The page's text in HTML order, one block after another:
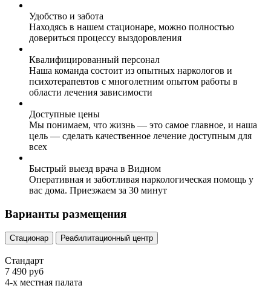
Удобство и забота
Находясь в нашем стационаре, можно полностью
довериться процессу выздоровления
Квалифицированный персонал
Наша команда состоит из опытных наркологов и
психотерапевтов с многолетним опытом работы в
области лечения зависимости
Доступные цены
Мы понимаем, что жизнь — это самое главное, и наша
цель — сделать качественное лечение доступным для
всех
Быстрый выезд врача в Видном
Оперативная и заботливая наркологическая помощь у
вас дома. Приезжаем за 30 минут
Варианты размещения
Стационар Реабилитационный центр
Стандарт
7 490 руб
4-х местная палата